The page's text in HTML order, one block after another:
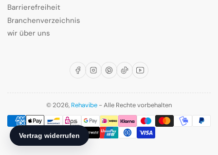
Barrierefreiheit
Branchenverzeichnis
wir über uns
FacebookInstagram
Pinterest
TikTokYouTube
© 2026, Rehavibe - Alle Rechte vorbehalten
Zahlungsmethoden